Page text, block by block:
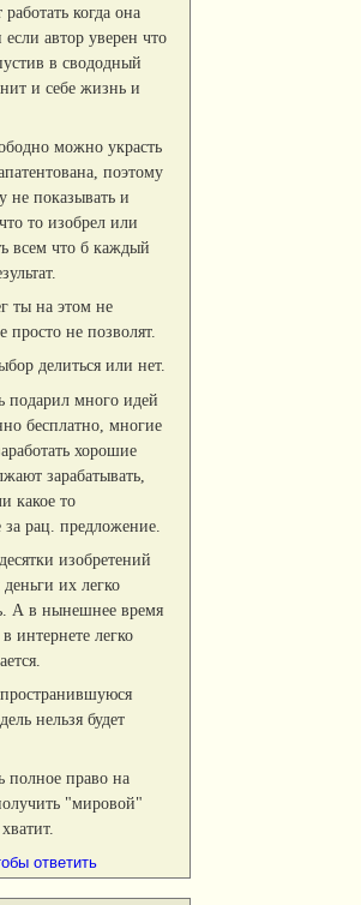
работать когда она
автор уверен что
в свододный
и себе жизнь и
можно украсть
поэтому
не показывать и
то изобрел или
всем что б каждый
ты на этом не
просто не позволят.
делиться или нет.
подарил много идей
бесплатно, многие
хорошие
зарабатывать,
какое то
рац. предложение.
изобретений
их легко
А в нынешнее время
интернете легко
нельзя будет
полное право на
"мировой"
ответить